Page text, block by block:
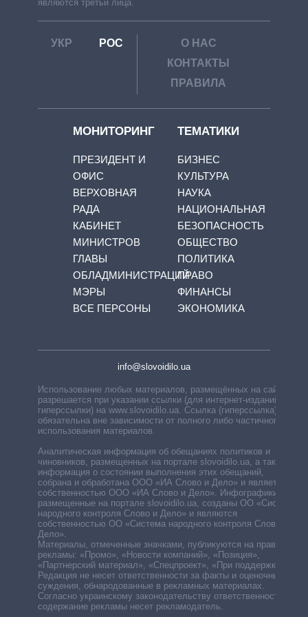
являются третьи лица.
УКР РОС
О НАС
КОНТАКТЫ
ПРАВИЛА
МОНИТОРИНГ
ПРЕЗИДЕНТ И
ОФИС
ВЕРХОВНАЯ
РАДА
КАБИНЕТ
МИНИСТРОВ
ГЛАВЫ
ОБЛАДМИНИСТРАЦИЙ
МЭРЫ
ВСЕ ПЕРСОНЫ
ТЕМАТИКИ
БИЗНЕС
КУЛЬТУРА
НАУКА
НАЦИОНАЛЬНАЯ
БЕЗОПАСНОСТЬ
ОБЩЕСТВО
ПОЛИТИКА
ПРАВО
ФИНАНСЫ
ЭКОНОМИКА
info@slovoidilo.ua
Использование любых материалов, размещённых на сайте,
разрешается при указании ссылки (для интернет-изданий —
гиперссылки) на www.slovoidilo.ua. Ссылка (гиперссылка)
обязательна вне зависимости от полного либо частичного
использования материалов.
Аналитическая информация об обещаниях политиков и
чиновников, размещенных на портале slovoidilo.ua, а также
информация о состоянии выполнения этих обещаний,
собрана и обработана ООО «ИА Слово и Дело» и является
собственностью ООО «ИА Слово и Дело». Инфографики,
размещенные на портале slovoidilo.ua, созданы ОО «Система
народного контроля Слово и Дело» и являются
собственностью ОО «Система народного контроля Слово и
Дело».
Материалы, отмеченные значками, публикуются на правах
рекламы: «Промо», «Новости компаний», «Позиция»,
«Партнерский материал», «Спецпроект», «При поддержке».
Редакция не несет ответственности за факты и оценочные
суждения, обнародованные в рекламных материалах.
Согласно украинскому законодательству ответственность за
содержание рекламы несет рекламодатель.